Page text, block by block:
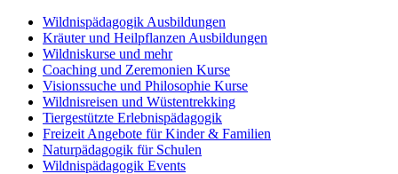
Wildnispädagogik Ausbildungen
Kräuter und Heilpflanzen Ausbildungen
Wildniskurse und mehr
Coaching und Zeremonien Kurse
Visionssuche und Philosophie Kurse
Wildnisreisen und Wüstentrekking
Tiergestützte Erlebnispädagogik
Freizeit Angebote für Kinder & Familien
Naturpädagogik für Schulen
Wildnispädagogik Events